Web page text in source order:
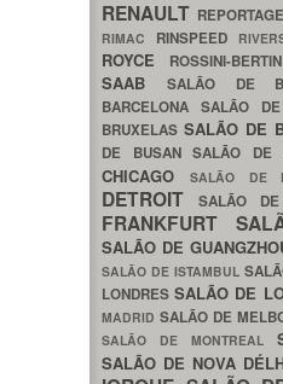
RENAULT
RIMAC RINSPEED
ROYCE
ROSSINI-BERTIN
SAAB SALÃO DE
BARCELONA SALÃO
BRUXELAS SALÃO DE
DE BUSAN SALÃO DE
CHICAGO
SALÃO DE
DETROIT
SALÃO
FRANKFURT
SALÃO DE
SALÃO DE ISTAMBUL
LONDRESSALÃO DE
MADRID SALÃO DE
SALÃO DE MONTREAL
SALÃO DE NOVA